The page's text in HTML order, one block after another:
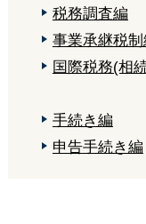
税務調査編
事業承継税
国際税務(相
手続き編
申告手続き編